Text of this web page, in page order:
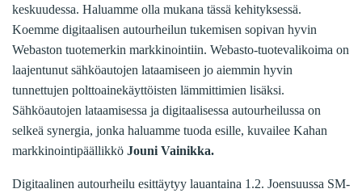
keskuudessa. Haluamme olla mukana tässä kehityksessä.
Koemme digitaalisen autourheilun tukemisen sopivan hyvin
Webaston tuotemerkin markkinointiin. Webasto-tuotevalikoima on
laajentunut sähköautojen lataamiseen jo aiemmin hyvin
tunnettujen polttoainekäyttöisten lämmittimien lisäksi.
Sähköautojen lataamisessa ja digitaalisessa autourheilussa on
selkeä synergia, jonka haluamme tuoda esille, kuvailee Kahan
markkinointipäällikkö Jouni Vainikka.
Digitaalinen autourheilu esittäytyy lauantaina 1.2. Joensuussa SM-